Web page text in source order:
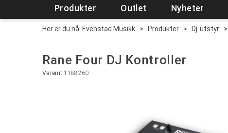
Produkter Outlet Nyheter
Her er du nå: Evenstad Musikk > Produkter > Dj-utstyr >
Rane Four DJ Kontroller
Varenr:1188260